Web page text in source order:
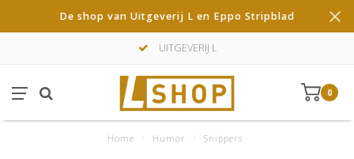
De shop van Uitgeverij L en Eppo Stripblad
UITGEVERIJ L
0
Home Humor Snippers